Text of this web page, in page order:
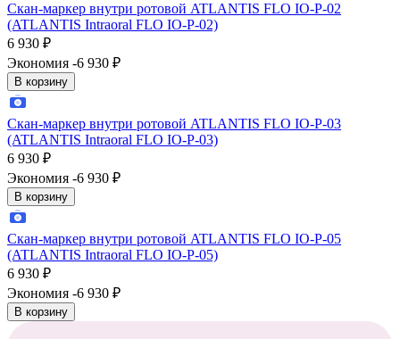
Скан-маркер внутри ротовой ATLANTIS FLO IO-P-02
(ATLANTIS Intraoral FLO IO-P-02)
6 930 ₽
Экономия -6 930 ₽
В корзину
Скан-маркер внутри ротовой ATLANTIS FLO IO-P-03
(ATLANTIS Intraoral FLO IO-P-03)
6 930 ₽
Экономия -6 930 ₽
В корзину
Скан-маркер внутри ротовой ATLANTIS FLO IO-P-05
(ATLANTIS Intraoral FLO IO-P-05)
6 930 ₽
Экономия -6 930 ₽
В корзину